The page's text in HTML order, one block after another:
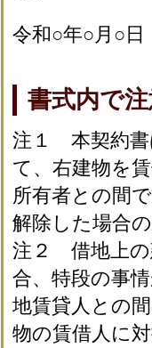
令和○年○月○日
書式内で
注１ 本契約書
て、右建物を
所有者との間
解除した場合
注２ 借地上の
合、特段の事
地賃貸人との
物の賃借人に